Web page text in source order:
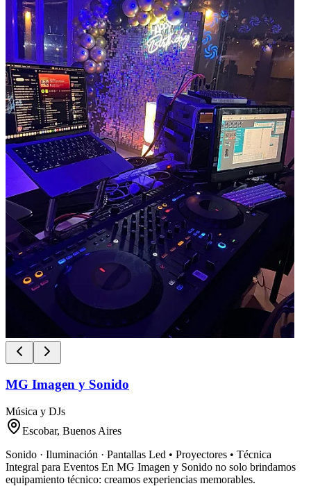
MG Imagen y Sonido
Música y DJs
Escobar, Buenos Aires
Sonido · Iluminación · Pantallas Led • Proyectores • Técnica
Integral para Eventos En MG Imagen y Sonido no solo brindamos
equipamiento técnico: creamos experiencias memorables.